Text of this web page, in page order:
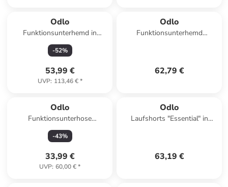
Odlo
Funktionsunterhemd in
Schwarz/ Grau
-52%
53,99 €
UVP: 113,46 €*
Odlo
Funktionsunterhemd
62,79 €
Odlo
Funktionsunterhose
"Fundamentals Performance"
in Dunkelblau
-43%
33,99 €
UVP: 60,00 €*
Odlo
Laufshorts "Essential" in
63,19 €